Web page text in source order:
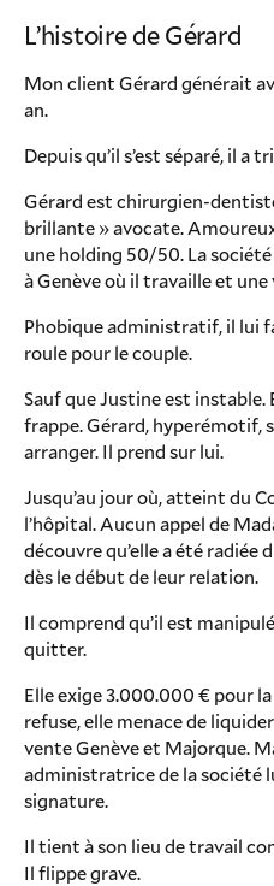
L’histoire de Gérard
Mon client Gérard générait
an.
Depuis qu’il s’est séparé, il a
Gérard est chirurgien-
brillante » avocate.
une holding 50/50. La
à Genève où il travaille et
Phobique administratif, il lui
roule pour le couple.
Sauf que Justine est instable.
frappe. Gérard, hyperémotif,
arranger. Il prend sur lui.
Jusqu’au jour où, atteint du
l’hôpital. Aucun appel de
découvre qu’elle a été radiée
dès le début de leur relation.
Il comprend qu’il est
quitter.
Elle exige 3.000.000 € pour
refuse, elle menace de
vente Genève et Majorque.
administratrice de la société
signature.
Il tient à son lieu de travail
Il flippe grave.